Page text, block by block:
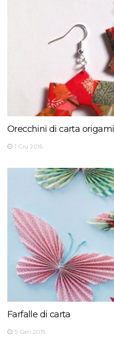
Orecchini di carta origami
1 Giu 2015
Farfalle di carta
9 Gen 2015